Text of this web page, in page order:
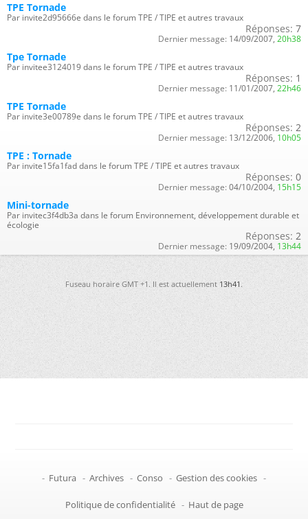
TPE Tornade
Par invite2d95666e dans le forum TPE / TIPE et autres travaux
Réponses: 7
Dernier message: 14/09/2007, 20h38
Tpe Tornade
Par invitee3124019 dans le forum TPE / TIPE et autres travaux
Réponses: 1
Dernier message: 11/01/2007, 22h46
TPE Tornade
Par invite3e00789e dans le forum TPE / TIPE et autres travaux
Réponses: 2
Dernier message: 13/12/2006, 10h05
TPE : Tornade
Par invite15fa1fad dans le forum TPE / TIPE et autres travaux
Réponses: 0
Dernier message: 04/10/2004, 15h15
Mini-tornade
Par invitec3f4db3a dans le forum Environnement, développement durable et
écologie
Réponses: 2
Dernier message: 19/09/2004, 13h44
Fuseau horaire GMT +1. Il est actuellement13h41.
- Futura - Archives - Conso - Gestion des cookies -
Politique de confidentialité - Haut de page